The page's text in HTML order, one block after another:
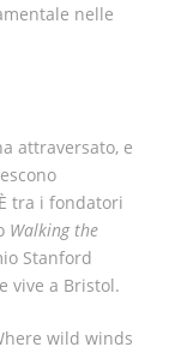
nelle
attraversato, e
tra i fondatori
Walking the
Stanford
vive a Bristol.
wild winds